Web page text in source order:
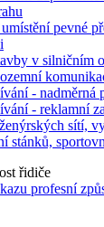
pevné
v silničním
- nadměrná
- reklamní
sítí,
stánků,
řidiče
profesní